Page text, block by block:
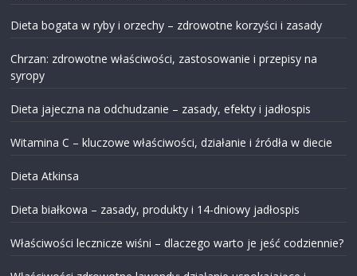
Dieta bogata w ryby i orzechy – zdrowotne korzyści i zasady
Chrzan: zdrowotne właściwości, zastosowanie i przepisy na
syropy
Dieta jajeczna na odchudzanie – zasady, efekty i jadłospis
Witamina C – kluczowe właściwości, działanie i źródła w diecie
Dieta Atkinsa
Dieta białkowa – zasady, produkty i 14-dniowy jadłospis
Właściwości lecznicze wiśni – dlaczego warto je jeść codziennie?